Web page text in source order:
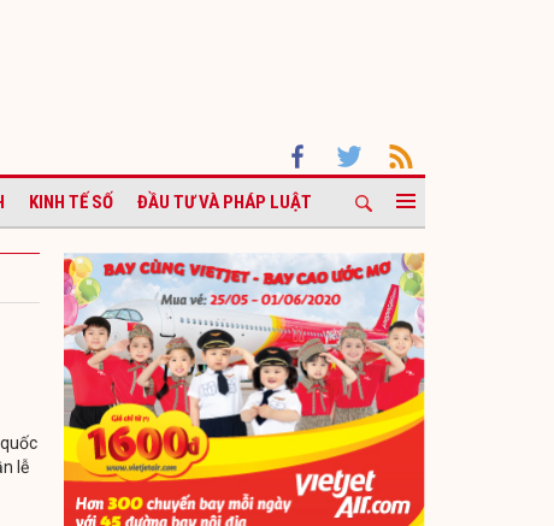
KINH TẾ SỐ ĐẦU TƯ VÀ PHÁP LUẬT
lễ